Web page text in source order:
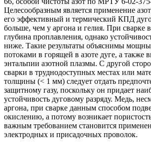
Целесообразным является применение
его эффективный и термический КПД
больше, чем у аргона и гелия. При сварке
глубина проплавления, однако
ниже. Такие результаты объяснимы
потоками в горящей в азоте дуге, а также
энтальпии азотной плазмы. С другой
сварки в труднодоступных местах или
толщины (< 1 мм) следует отдать
защитному газу, поскольку он придает
устойчивость дуговому разряду. Медь,
аргона, при сварке данным способом
окислению, а потому возникает
важным требованием становится
электродных и присадочных проволок.